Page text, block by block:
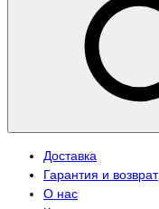
Доставка
Гарантия и возврат
О нас